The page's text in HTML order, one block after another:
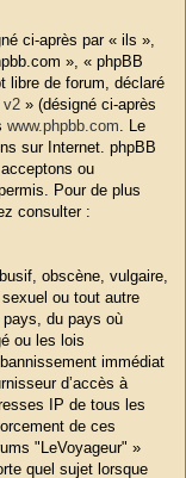
ci-après par « ils »,
», « phpBB
libre de forum, déclaré
v2 » (désigné ci-après
www.phpbb.com. Le
sur Internet. phpBB
ou
Pour de plus
consulter :
obscène, vulgaire,
ou tout autre
du pays où
ou les lois
immédiat
d’accès à
IP de tous les
de ces
"LeVoyageur" »
quel sujet lorsque